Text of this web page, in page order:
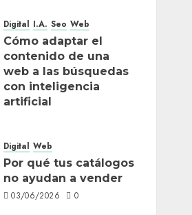
Digital I.A. Seo Web
Cómo adaptar el
contenido de una
web a las búsquedas
con inteligencia
artificial
Digital Web
Por qué tus catálogos
no ayudan a vender
03/06/2026 0